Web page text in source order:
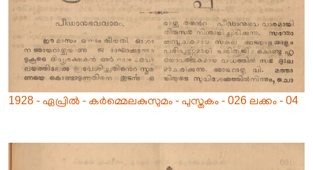
1928 - ഏപ്രിൽ - കർമ്മെലകുസുമം - പുസ്തകം - 026 ലക്കം - 04